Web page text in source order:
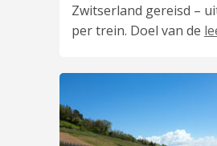
Zwitserland gereisd –
per trein. Doel van de